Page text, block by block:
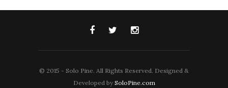
© 2015 - Solo Pine. All Rights Reserved. Designed &
Developed by SoloPine.com